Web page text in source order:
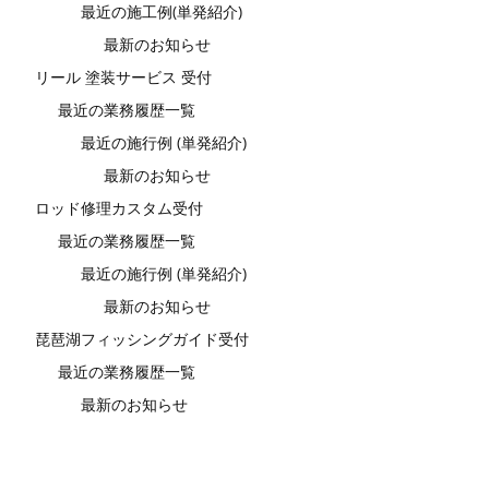
最近の施工例(単発紹介)
最新のお知らせ
リール 塗装サービス 受付
最近の業務履歴一覧
最近の施行例 (単発紹介)
最新のお知らせ
ロッド修理カスタム受付
最近の業務履歴一覧
最近の施行例 (単発紹介)
最新のお知らせ
琵琶湖フィッシングガイド受付
最近の業務履歴一覧
最新のお知らせ